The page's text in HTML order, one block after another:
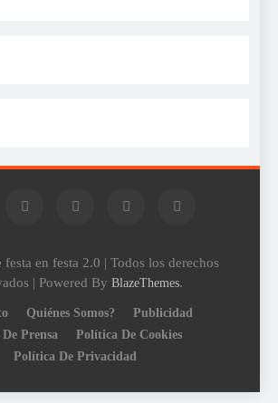
en festa 2.0 | Todos los derechos
| Powered By BlazeThemes.
Quiénes Somos?
Publicidad
Prensa
Política De Cookies
Política De Privacidad